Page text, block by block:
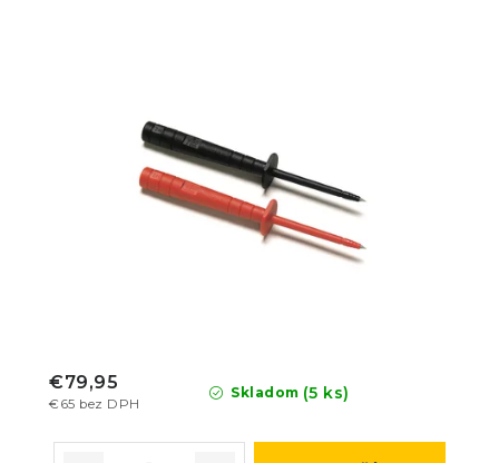
Skladom (5 ks)
€65 bez DPH
€79,95